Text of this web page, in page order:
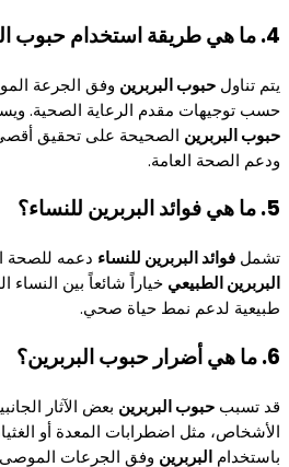
4. ما هي طريقة استخدام حبوب البربرين؟
يتم تناول حبوب البربرين وفق الجرعة
حسب توجيهات مقدم الرعاية الصحية.
حبوب البربرين الصحيحة على تحقيق
ودعم الصحة العامة.
5. ما هي فوائد البربرين للنساء؟
تشمل فوائد البربرين للنساء دعمه للصحة
البربرين الطبيعي خياراً شائعاً بين
طبيعية لدعم نمط حياة صحي.
6. ما هي أضرار حبوب البربرين؟
قد تسبب حبوب البربرين بعض الآثار
الأشخاص، مثل اضطرابات المعدة أو
باستخدام البربرين وفق الجرعات الموصى